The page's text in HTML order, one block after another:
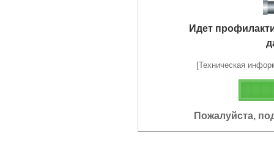
Идет
[Техническая
Пожалуйста,